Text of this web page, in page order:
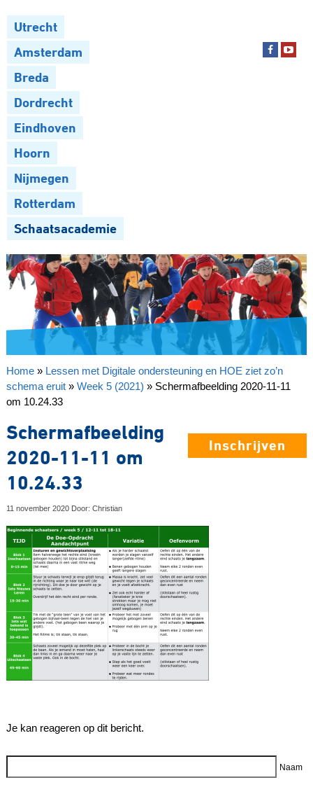
Utrecht
Amsterdam
Breda
Dordrecht
Eindhoven
Hoorn
Nijmegen
Rotterdam
Schaatsacademie
Home» Lessen met Digitale ondersteuning en HOE ziet zo’n
schema eruit» Week 5 (2021) » Schermafbeelding 2020-11-11
om 10.24.33
Inschrijven
Schermafbeelding
2020-11-11 om
10.24.33
11 november 2020 Door: Christian
Je kan reageren op dit bericht.
Naam